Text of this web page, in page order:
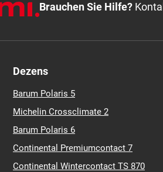
Brauchen Sie Hilfe?
Dezens
Barum Polaris 5
Michelin Crossclimate 2
Barum Polaris 6
Continental Premiumcontact 7
Continental Wintercontact TS 870